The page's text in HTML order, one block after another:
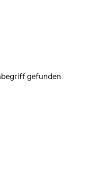
gefunden